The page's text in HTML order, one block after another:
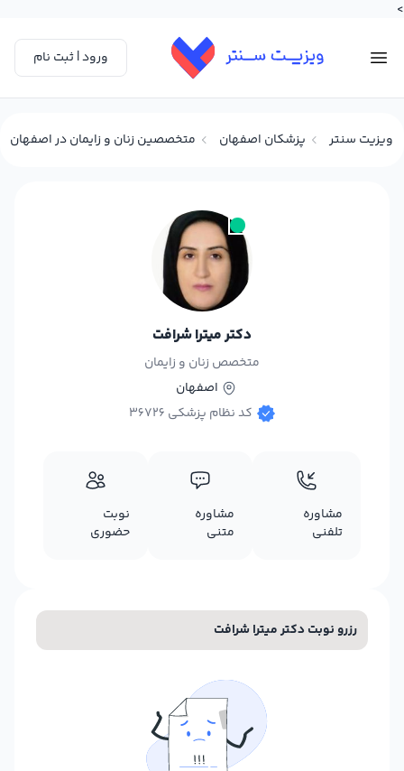
>
ورود | ثبت نام
ویزیت سنتر پزشکان اصفهان متخصصین زنان و زایمان در اصفهان
دکتر میترا شرافت
متخصص زنان و زایمان
اصفهان
کد نظام پزشکی 36726
مشاوره
تلفنی
مشاوره
متنی
نوبت
حضوری
رزرو نوبت دکتر میترا شرافت